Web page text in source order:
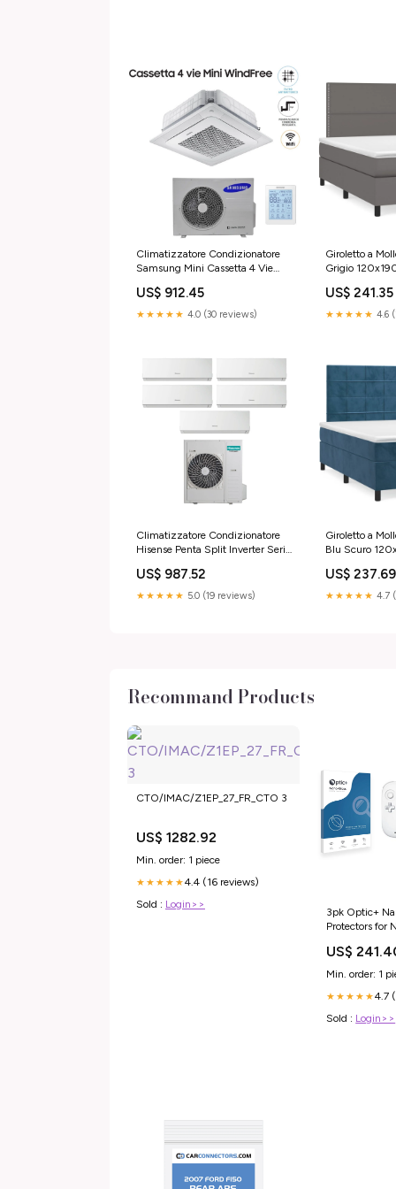
Climatizzatore Condizionatore
Samsung Mini Cassetta 4 Vie
AC052NNNDKH R-410 Wi-Fi
Optional con Telecomando
US$ 912.45
★★★★★ 4.0 (30 reviews)
Giroletto a
Grigio
US$ 241.35
★★★★★ 4.6
Climatizzatore Condizionatore
Hisense Penta Split Inverter Serie
con 5AMW125U4RTA R-32 Wi-Fi
Optional
US$ 987.52
★★★★★ 5.0 (19 reviews)
Giroletto a
Blu Scuro
US$ 237.69
★★★★★ 4.7
Recommand Products
CTO/IMAC/Z1EP_27_FR_CTO 3
US$ 1282.92
Min. order: 1 piece
★★★★★4.4 (16 reviews)
Sold : Login>>
3pk Optic+
Protectors for
DOP-107WV
US$
Min. order: 1
★★★★★4.7
Sold : Login>>